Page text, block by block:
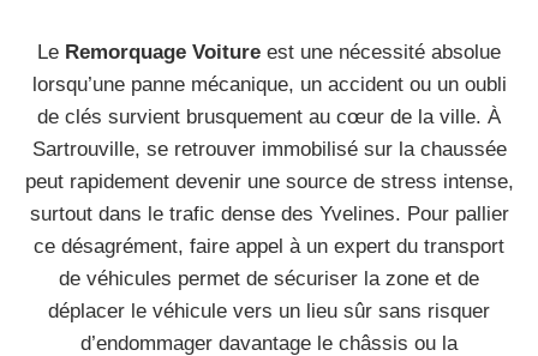
Le Remorquage Voiture est une nécessité absolue
lorsqu’une panne mécanique, un accident ou un oubli
de clés survient brusquement au cœur de la ville. À
Sartrouville, se retrouver immobilisé sur la chaussée
peut rapidement devenir une source de stress intense,
surtout dans le trafic dense des Yvelines. Pour pallier
ce désagrément, faire appel à un expert du transport
de véhicules permet de sécuriser la zone et de
déplacer le véhicule vers un lieu sûr sans risquer
d’endommager davantage le châssis ou la